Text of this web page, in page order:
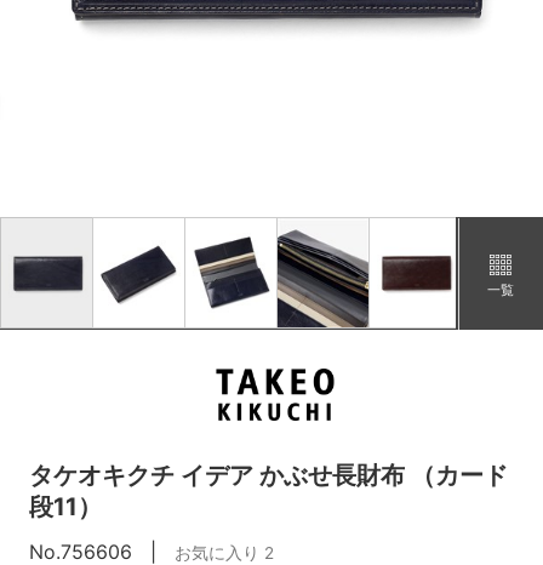
一覧
タケオキクチ イデア かぶせ長財布 （カード
段11）
No.756606 お気に入り 2
在庫あり
コン
在庫あり
カートに追加